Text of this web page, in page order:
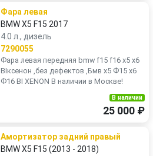
Фара левая
BMW X5 F15 2017
4.0 л., дизель
7290055
Фара левая передняя bmw f15 f16 x5 x6
BIксенон ,без дефектов ,Бмв х5 Ф15 х6
Ф16 BI XENON В наличии в Москве!
В наличии
25 000 ₽
Амортизатор задний правый
BMW X5 F15 (2013 - 2018)